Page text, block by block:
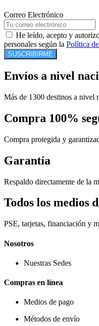
Correo Electrónico
He leído, acepto y
personales según la Política
SUSCRIBIRME
Envíos a nivel
Más de 1300 destinos a nivel
Compra 100%
Compra protegida y
Garantía
Respaldo directamente de la
Todos los medios
PSE, tarjetas, financiación y
Nosotros
Nuestras Sedes
Compras en línea
Medios de pago
Métodos de envío